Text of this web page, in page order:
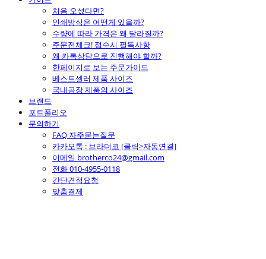
처음 오셨다면?
인쇄방식은 어떤게 있을까?
수량에 따라 가격은 왜 달라질까?
주문전체크! 접수시 필독사항
왜 카톡상담으로 진행해야 할까?
한페이지로 보는 주문가이드
베스트셀러 제품 사이즈
국내공장 제품의 사이즈
브랜드
포트폴리오
문의하기
FAQ 자주묻는질문
카카오톡 : 브라더코 [클릭>자동연결]
이메일 brotherco24@gmail.com
전화 010-4955-0118
간단견적요청
맞춤결제